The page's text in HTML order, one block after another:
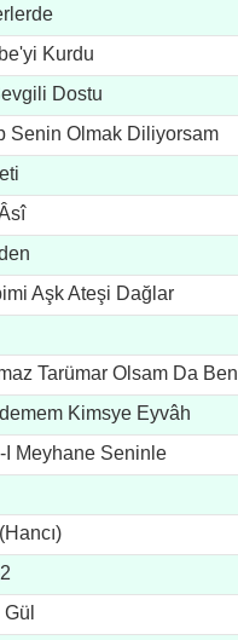
Kurdu
Dostu
Senin Olmak Diliyorsam
Aşk Ateşi Dağlar
Tarümar Olsam Da Ben
Kimsye Eyvâh
I Meyhane Seninle